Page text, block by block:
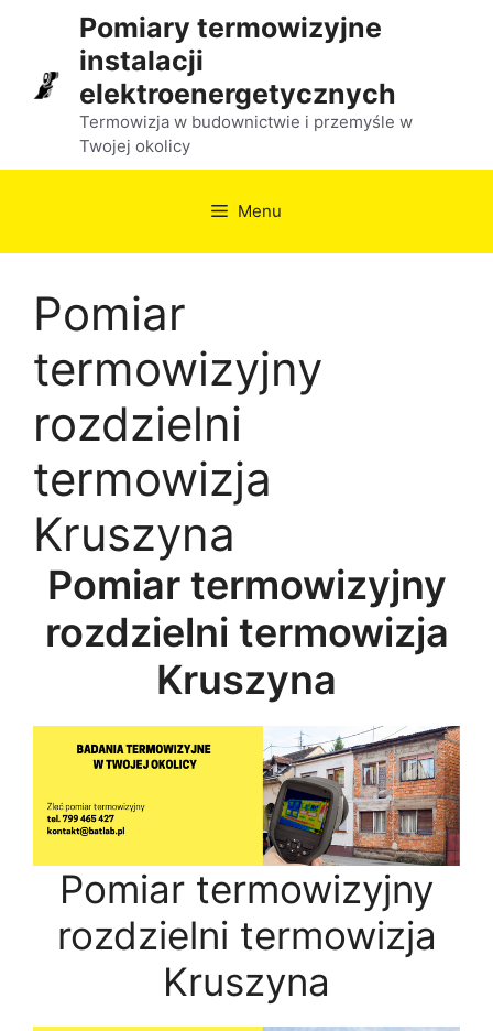
treści
Pomiary termowizyjne
instalacji
elektroenergetycznych
Termowizja w budownictwie i przemyśle w
Twojej okolicy
Menu
Pomiar
termowizyjny
rozdzielni
termowizja
Kruszyna
Pomiar termowizyjny
rozdzielni termowizja
Kruszyna
Pomiar termowizyjny
rozdzielni termowizja
Kruszyna